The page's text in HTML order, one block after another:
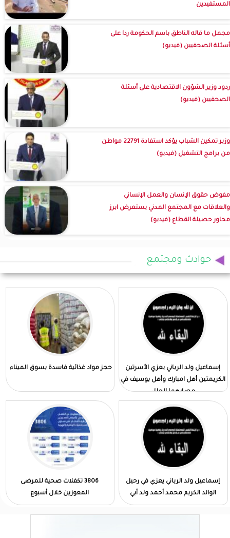
المستفيدين
مجمل ما قاله الناطق باسم الحكومة ردا على
أسئلة الصحفيين (فيديو)
ردود وزير الشؤون الاقتصادية على أسئلة
الصحفيين (فيديو)
وزير تمكين الشباب يؤكد استفادة 22791 مواطن
من برامج التشغيل (فيديو)
مفوض حقوق الإنسان والعمل الإنساني
والعلاقات مع المجتمع المدني يستعرض ابرز
محاور حصيلة القطاع (فيديو)
حوادث ومجتمع
إسماعيل ولد الرباني يعزي الأسرتين
الكريمتين أهل امبارك وأهل بوسيف في
مصابهما الجلل
حجز مواد غذائية فاسدة بسوق الميناء
إسماعيل ولد الرباني يعزي في رحيل
الوالد الكريم محمد أحمد ولد أبي
3806 تكفلات صحية للمرضى
المعوزين خلال أسبوع